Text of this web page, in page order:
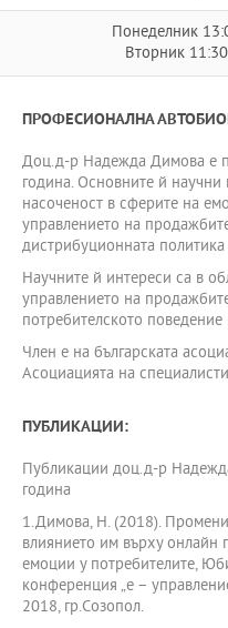
Понеделник
Вторник
ПРОФЕСИОНАЛНА
Доц.д-р Надежда Димова е
година. Основните й
насоченост в сферите на
управлението на
дистрибуционната
Научните й интереси са в
управлението на
потребителското
Член е на българската
Асоциацията на
ПУБЛИКАЦИИ:
Публикации доц.д-р
година
1.Димова, Н. (2018).
влиянието им върху онлайн
емоции у потребителите,
конференция „е –
2018, гр.Созопол.